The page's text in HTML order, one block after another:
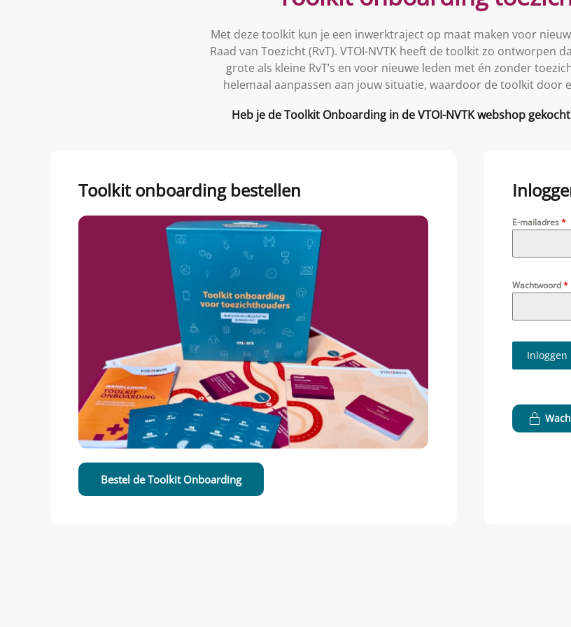
Met deze toolkit kun je een inwerktraject op maat maken voor
Raad van Toezicht (RvT). VTOI-NVTK heeft de toolkit zo ontworpen
grote als kleine RvT’s en voor nieuwe leden met én zonder
helemaal aanpassen aan jouw situatie, waardoor de toolkit door
Heb je de Toolkit Onboarding in de VTOI-NVTK webshop
Toolkit onboarding bestellen
Bestel de Toolkit Onboarding
E-mailadres*
Wachtwoord*
Inloggen